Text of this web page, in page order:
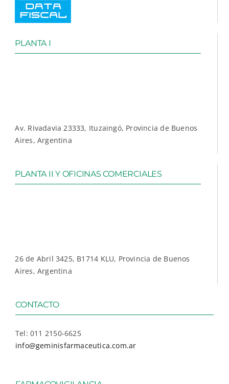
PLANTA I
Av. Rivadavia 23333, Ituzaingó, Provincia de Buenos
Aires, Argentina
PLANTA II Y OFICINAS COMERCIALES
26 de Abril 3425, B1714 KLU, Provincia de Buenos
Aires, Argentina
CONTACTO
Tel: 011 2150-6625
info@geminisfarmaceutica.com.ar